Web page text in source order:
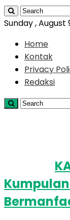
Sunday , August
Home
Kontak
Privacy
Redaksi